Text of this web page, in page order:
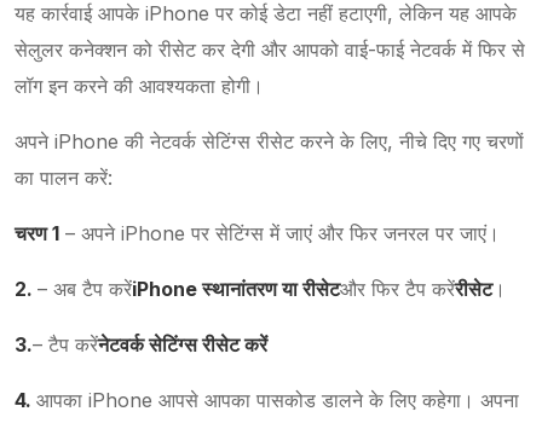
यह कार्रवाई आपके iPhone पर कोई डेटा नहीं हटाएगी, लेकिन यह आपके
सेलुलर कनेक्शन को रीसेट कर देगी और आपको वाई-फाई नेटवर्क में फिर से
लॉग इन करने की आवश्यकता होगी।
अपने iPhone की नेटवर्क सेटिंग्स रीसेट करने के लिए, नीचे दिए गए चरणों
का पालन करें:
चरण 1 – अपने iPhone पर सेटिंग्स में जाएं और फिर जनरल पर जाएं।
2. – अब टैप करेंiPhone स्थानांतरण या रीसेटऔर फिर टैप करेंरीसेट।
3.– टैप करेंनेटवर्क सेटिंग्स रीसेट करें
4. आपका iPhone आपसे आपका पासकोड डालने के लिए कहेगा। अपना